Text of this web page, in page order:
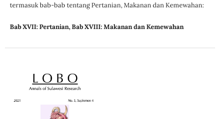
termasuk bab-bab tentang Pertanian, Makanan dan Kemewahan:
Bab XVII: Pertanian,Bab XVIII: Makanan dan Kemewahan